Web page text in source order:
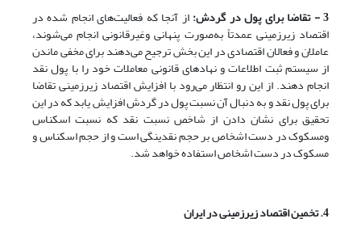
3 - تقاضا برای پول در گردش:
از آنجا که فعالیت‌های انجام شده در
اقتصاد زیرزمینی عمدتاً به‌صورت پنهانی وغیرقانونی انجام می‌شوند،
عاملان و فعالان اقتصادی در این بخش ترجیح می‌دهند برای مخفی ماندن
از سیستم ثبت اطلاعات و نهادهای قانونی معاملات خود را با پول نقد
انجام دهند. از این رو انتظار می‌رود با افزایش اقتصاد زیرزمینی تقاضا
برای پول نقد و به دنبال آن نسبت پول در گردش افزایش یابد که در این
تحقیق برای نشان دادن از شاخص نسبت نقد که نسبت اسکناس
ومسکوک در دست اشخاص بر حجم نقدینگی است و از حجم اسکناس و
مسکوک در دست اشخاص استفاده خواهد شد.
4. تخمین اقتصاد زیرزمینی در ایران